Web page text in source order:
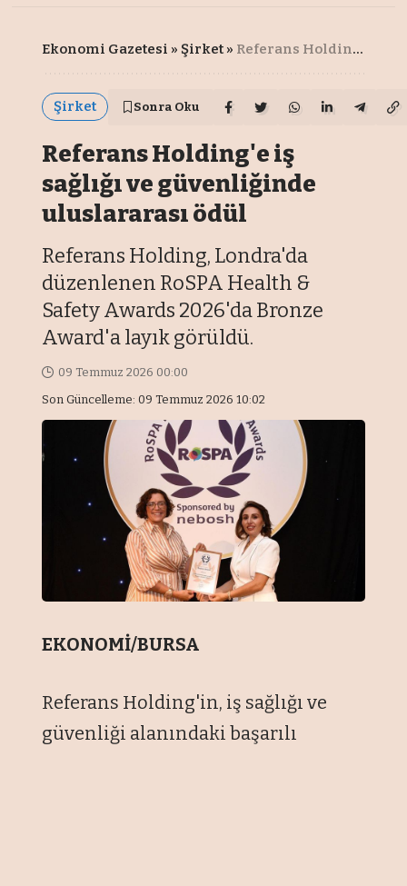
Ekonomi Gazetesi » Şirket » Referans Holding'e iş sağlığı ve güvenliğinde uluslararası ödül
Şirket Sonra Oku
Referans Holding'e iş
sağlığı ve güvenliğinde
uluslararası ödül
Referans Holding, Londra'da
düzenlenen RoSPA Health &
Safety Awards 2026'da Bronze
Award'a layık görüldü.
Son Güncelleme: 09 Temmuz 2026 10:02
09 Temmuz 2026 00:00
EKONOMİ/BURSA
Referans Holding'in, iş sağlığı ve
güvenliği alanındaki başarılı